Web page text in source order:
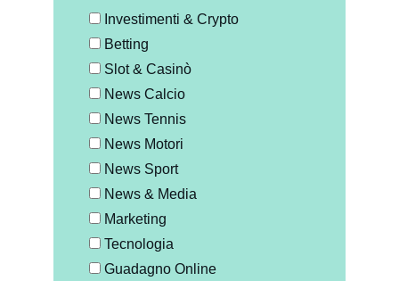
Investimenti & Crypto
Betting
Slot & Casinò
News Calcio
News Tennis
News Motori
News Sport
News & Media
Marketing
Tecnologia
Guadagno Online